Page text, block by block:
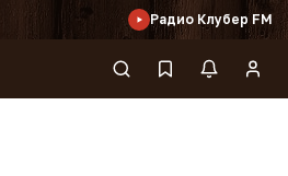
Радио Клубер FM